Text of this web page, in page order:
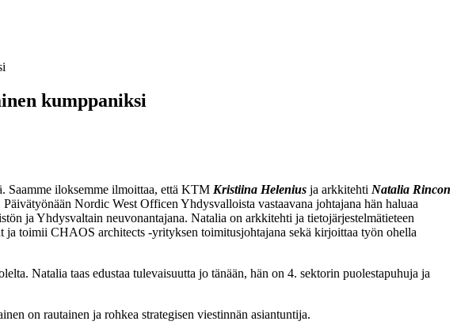
kumppaniksi
Saamme iloksemme ilmoittaa, että KTM Kristiina Helenius ja arkkitehti Natalia Rincon
Nordic West Officen Yhdysvalloista vastaavana johtajana hän haluaa
ja Yhdysvaltain neuvonantajana. Natalia on arkkitehti ja tietojärjestelmätieteen
ja toimii CHAOS architects -yrityksen toimitusjohtajana sekä kirjoittaa työn ohella
Natalia taas edustaa tulevaisuutta jo tänään, hän on 4. sektorin puolestapuhuja ja
on rautainen ja rohkea strategisen viestinnän asiantuntija.